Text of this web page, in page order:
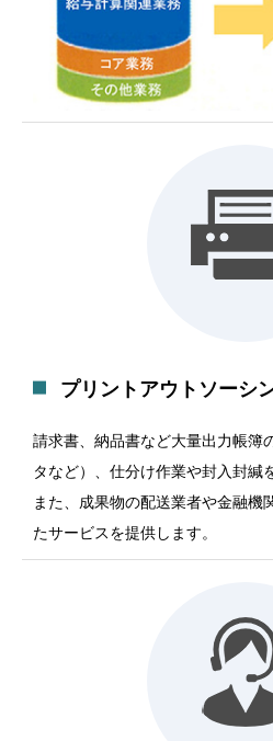
プリントアウトソーシ
請求書、納品書など大量出力帳簿
タなど）、仕分け作業や封入封緘
また、成果物の配送業者や金融機
たサービスを提供します。